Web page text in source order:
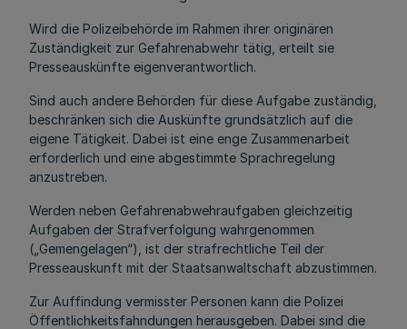
Wird die Polizeibehörde im Rahmen ihrer originären
Zuständigkeit zur Gefahrenabwehr tätig, erteilt sie
Presseauskünfte eigenverantwortlich.
Sind auch andere Behörden für diese Aufgabe zuständig,
beschränken sich die Auskünfte grundsätzlich auf die
eigene Tätigkeit. Dabei ist eine enge Zusammenarbeit
erforderlich und eine abgestimmte Sprachregelung
anzustreben.
Werden neben Gefahrenabwehraufgaben gleichzeitig
Aufgaben der Strafverfolgung wahrgenommen
(„Gemengelagen“), ist der strafrechtliche Teil der
Presseauskunft mit der Staatsanwaltschaft abzustimmen.
Zur Auffindung vermisster Personen kann die Polizei
Öffentlichkeitsfahndungen herausgeben. Dabei sind die